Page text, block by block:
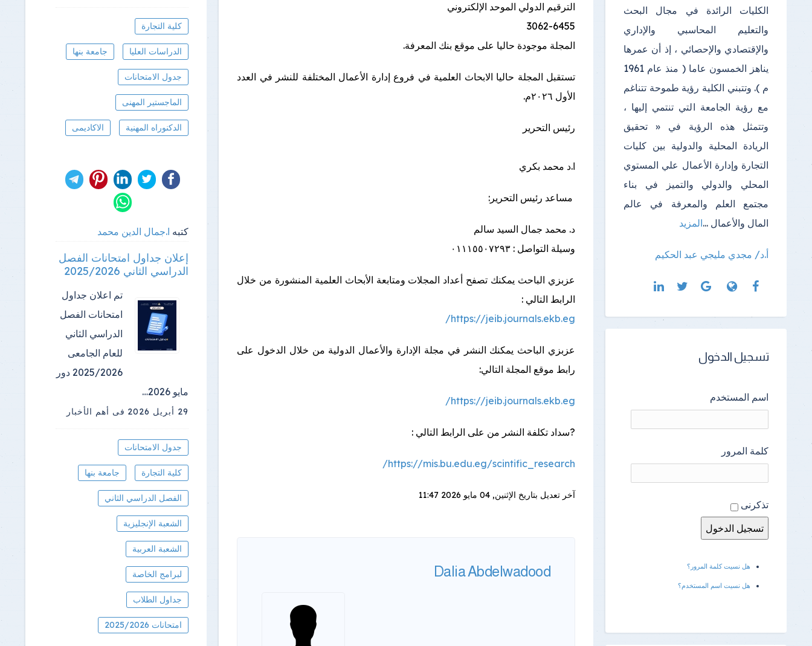
الترقيم الدولي الموحد الإلكتروني
3062-6455
المجلة موجودة حاليا على موقع بنك المعرفة.
تستقبل المجلة حاليا الابحاث العلمية في فروع إدارة الأعمال المختلفة للنشر في العدد
الأول ٢٠٢٦م.
رئيس التحرير
ا.د محمد بكري
️مساعد رئيس التحرير:
د. محمد جمال السيد سالم
وسيلة التواصل : ٠١١١٥٥٠٧٢٩٣
عزبزي الباحث يمكنك تصفح أعداد المجلات ومتابعة الأبحاث العلمية المنشورة من خلال
الرابط التالي :
https://jeib.journals.ekb.eg/
عزبزي الباحث يمكنك النشر في مجلة الإدارة والأعمال الدولية من خلال الدخول على
رابط موقع المجلة التالي:
https://jeib.journals.ekb.eg/
?️سداد تكلفة النشر من على الرابط التالي :
https://mis.bu.edu.eg/scintific_research/
آخر تعديل بتاريخ الإثنين, 04 مايو 2026 11:47
Dalia Abdelwadood
الكليات الرائدة في مجال البحث
والتعليم المحاسبي والإداري
والإقتصادي والإحصائي ، إذ أن عمرها
يناهز الخمسون عاما ( منذ عام 1961
م ). وتتبني الكلية رؤية طموحة تتناغم
مع رؤية الجامعة التي تنتمي إليها ،
وتتمثل هذه الرؤية في « تحقيق
الريادة المحلية والدولية بين كليات
التجارة وإدارة الأعمال علي المستوي
المحلي والدولي والتميز في بناء
مجتمع العلم والمعرفة في عالم
المال والأعمال ...المزيد
أ.د/ مجدي مليجي عبد الحكيم
تسجيل الدخول
اسم المستخدم
كلمة المرور
تذكرنى
هل نسيت كلمة المرور؟
هل نسيت اسم المستخدم؟
كلية التجارة
الدراسات العليا جامعة بنها
جدول الامتحانات
الماجستير المهنى
الدكنوراه المهنية الاكاديمى
كتبه ا.جمال الدين محمد
إعلان جداول امتحانات الفصل
الدراسي الثاني 2025/2026
تم اعلان جداول
امتحانات الفصل
الدراسي الثاني
للعام الجامعى
2025/2026 دور
مايو 2026…
29 أبريل 2026 فى أهم الأخبار
جدول الامتحانات
كلية التجارة جامعة بنها
الفصل الدراسي الثاني
الشعبة الإنجليزية
الشعبة العربية
لبرامج الخاصة
جداول الطلاب
امتحانات 2025/2026